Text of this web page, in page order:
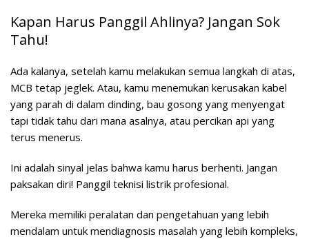
Kapan Harus Panggil Ahlinya? Jangan Sok
Tahu!
Ada kalanya, setelah kamu melakukan semua langkah di atas,
MCB tetap jeglek. Atau, kamu menemukan kerusakan kabel
yang parah di dalam dinding, bau gosong yang menyengat
tapi tidak tahu dari mana asalnya, atau percikan api yang
terus menerus.
Ini adalah sinyal jelas bahwa kamu harus berhenti. Jangan
paksakan diri! Panggil teknisi listrik profesional.
Mereka memiliki peralatan dan pengetahuan yang lebih
mendalam untuk mendiagnosis masalah yang lebih kompleks,